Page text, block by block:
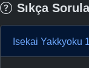
Sıkça
Isekai Yakkyoku